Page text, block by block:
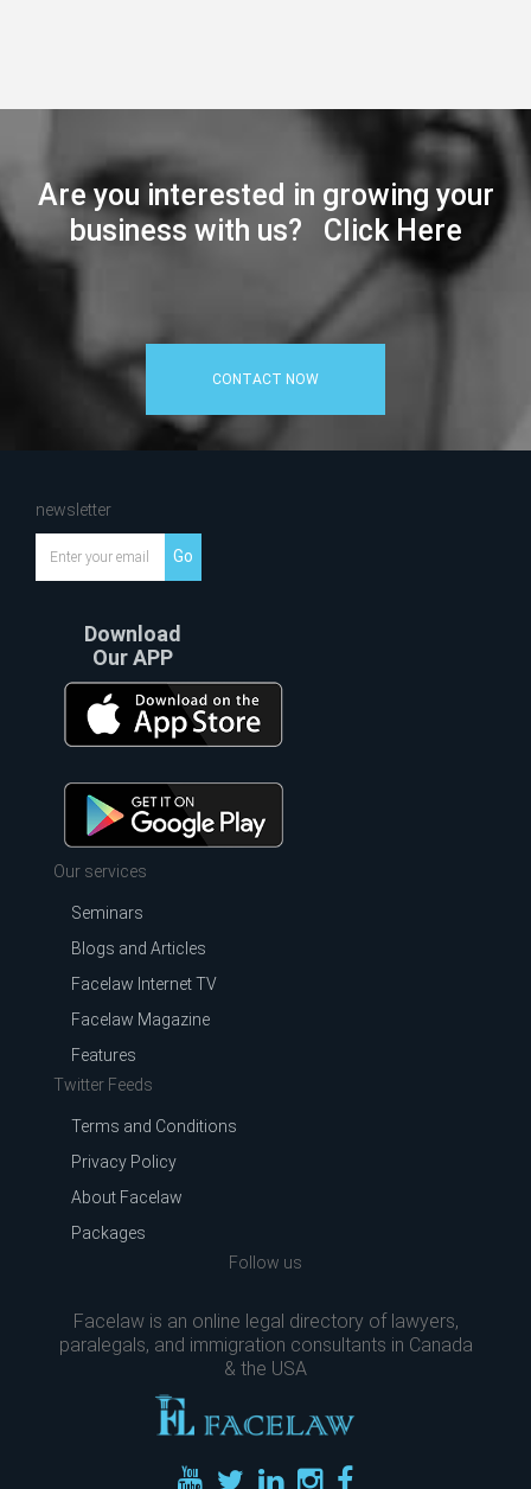
Are you interested in growing your
business with us? Click Here
CONTACT NOW
newsletter
Go
Download
Our APP
Our services
Seminars
Blogs and Articles
Facelaw Internet TV
Facelaw Magazine
Features
Twitter Feeds
Terms and Conditions
Privacy Policy
About Facelaw
Packages
Follow us
Facelaw is an online legal directory of lawyers,
paralegals, and immigration consultants in Canada
& the USA